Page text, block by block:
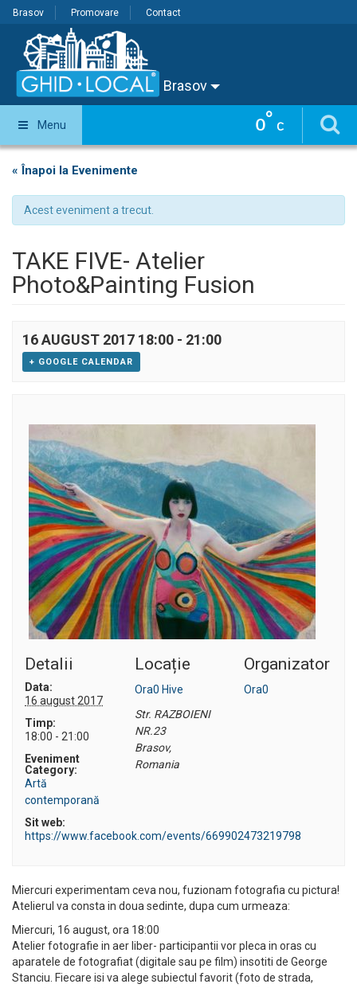
Brasov Promovare Contact
Brasov
0° C
Menu
« Înapoi la Evenimente
Acest eveniment a trecut.
TAKE FIVE- Atelier
Photo&Painting Fusion
16 AUGUST 2017 18:00 - 21:00
+ GOOGLE CALENDAR
Detalii
Data:
16 august 2017
Timp:
18:00 - 21:00
Eveniment
Category:
Artă
contemporană
Sit web:
https://www.facebook.com/events/669902473219798
Locație
Ora0 Hive
Str. RAZBOIENI
NR.23
Brasov,
Romania
Organizator
Ora0
Miercuri experimentam ceva nou, fuzionam fotografia cu pictura!
Atelierul va consta in doua sedinte, dupa cum urmeaza:
Miercuri, 16 august, ora 18:00
Atelier fotografie in aer liber- participantii vor pleca in oras cu
aparatele de fotografiat (digitale sau pe film) insotiti de George
Stanciu. Fiecare isi va alege subiectul favorit (foto de strada,